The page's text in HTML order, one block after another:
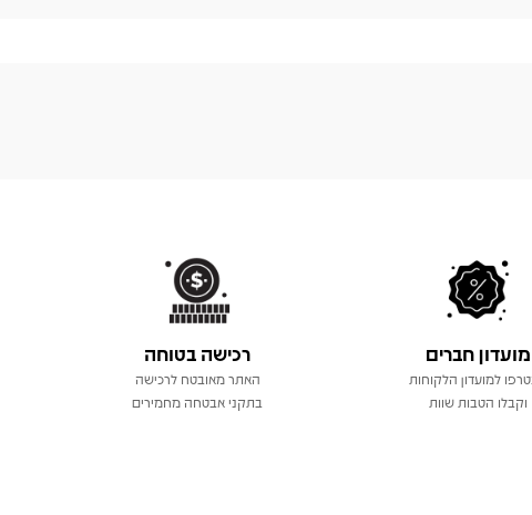
מועדון חברים
למועדון הלקוחות
וקבלו הטבות שוות
רכישה בטוחה
האתר מאובטח לרכישה
בתקני אבטחה מחמירים